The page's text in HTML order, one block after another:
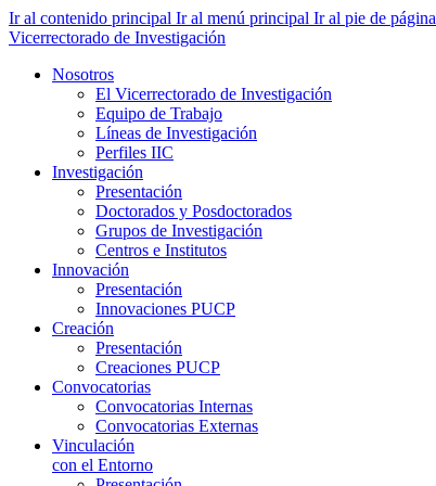
Ir al contenido principal Ir al menú principal Ir al pie de página
Vicerrectorado de Investigación
Nosotros
El Vicerrectorado de Investigación
Equipo de Trabajo
Líneas de Investigación
Perfiles IIC
Investigación
Presentación
Doctorados y Posdoctorados
Grupos de Investigación
Centros e Institutos
Innovación
Presentación
Innovaciones PUCP
Creación
Presentación
Creaciones PUCP
Convocatorias
Convocatorias Internas
Convocatorias Externas
Vinculación
con el Entorno